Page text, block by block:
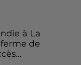
à La
de